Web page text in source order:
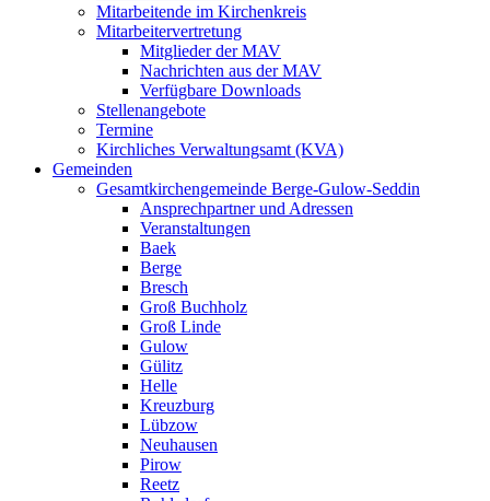
Mitarbeitende im Kirchenkreis
Mitarbeitervertretung
Mitglieder der MAV
Nachrichten aus der MAV
Verfügbare Downloads
Stellenangebote
Termine
Kirchliches Verwaltungsamt (KVA)
Gemeinden
Gesamtkirchengemeinde Berge-Gulow-Seddin
Ansprechpartner und Adressen
Veranstaltungen
Baek
Berge
Bresch
Groß Buchholz
Groß Linde
Gulow
Gülitz
Helle
Kreuzburg
Lübzow
Neuhausen
Pirow
Reetz